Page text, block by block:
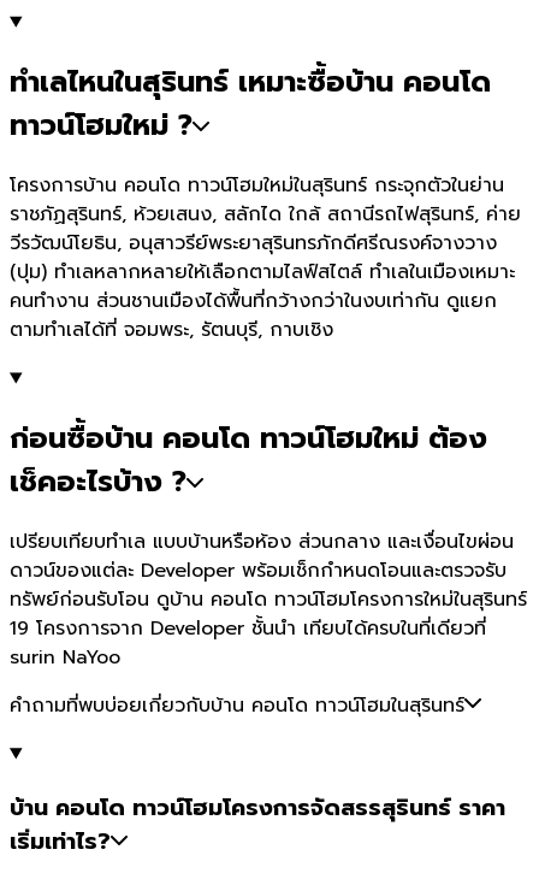
ทำเลไหนในสุรินทร์ เหมาะซื้อบ้าน คอนโด
ทาวน์โฮมใหม่ ?
โครงการบ้าน คอนโด ทาวน์โฮมใหม่ในสุรินทร์ กระจุกตัวในย่าน
ราชภัฏสุรินทร์, ห้วยเสนง, สลักได ใกล้ สถานีรถไฟสุรินทร์, ค่าย
วีรวัฒน์โยธิน, อนุสาวรีย์พระยาสุรินทรภักดีศรีณรงค์จางวาง
(ปุม) ทำเลหลากหลายให้เลือกตามไลฟ์สไตล์ ทำเลในเมืองเหมาะ
คนทำงาน ส่วนชานเมืองได้พื้นที่กว้างกว่าในงบเท่ากัน ดูแยก
ตามทำเลได้ที่ จอมพระ, รัตนบุรี, กาบเชิง
ก่อนซื้อบ้าน คอนโด ทาวน์โฮมใหม่ ต้อง
เช็คอะไรบ้าง ?
เปรียบเทียบทำเล แบบบ้านหรือห้อง ส่วนกลาง และเงื่อนไขผ่อน
ดาวน์ของแต่ละ Developer พร้อมเช็กกำหนดโอนและตรวจรับ
ทรัพย์ก่อนรับโอน ดูบ้าน คอนโด ทาวน์โฮมโครงการใหม่ในสุรินทร์
19 โครงการจาก Developer ชั้นนำ เทียบได้ครบในที่เดียวที่
surin NaYoo
คำถามที่พบบ่อยเกี่ยวกับบ้าน คอนโด ทาวน์โฮมในสุรินทร์
บ้าน คอนโด ทาวน์โฮมโครงการจัดสรรสุรินทร์ ราคา
เริ่มเท่าไร?